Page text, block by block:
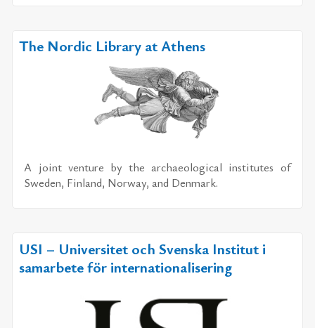
The Nordic Library at Athens
A jo­int ven­tu­re by the ar­chae­o­lo­gi­cal in­sti­tu­tes of
Swe­den, Fin­land, Nor­way, and Den­mark.
USI – Universitet och Svenska Institut i
samarbete för internationalisering